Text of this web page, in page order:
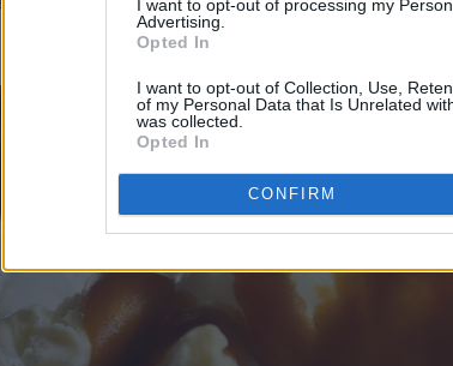
I want to opt-out of processing my
Advertising.
Opted In
I want to opt-out of Collection, Use,
of my Personal Data that Is Unrelated
was collected.
Opted In
CONFIRM